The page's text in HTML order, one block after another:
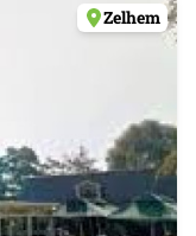
Zelhem